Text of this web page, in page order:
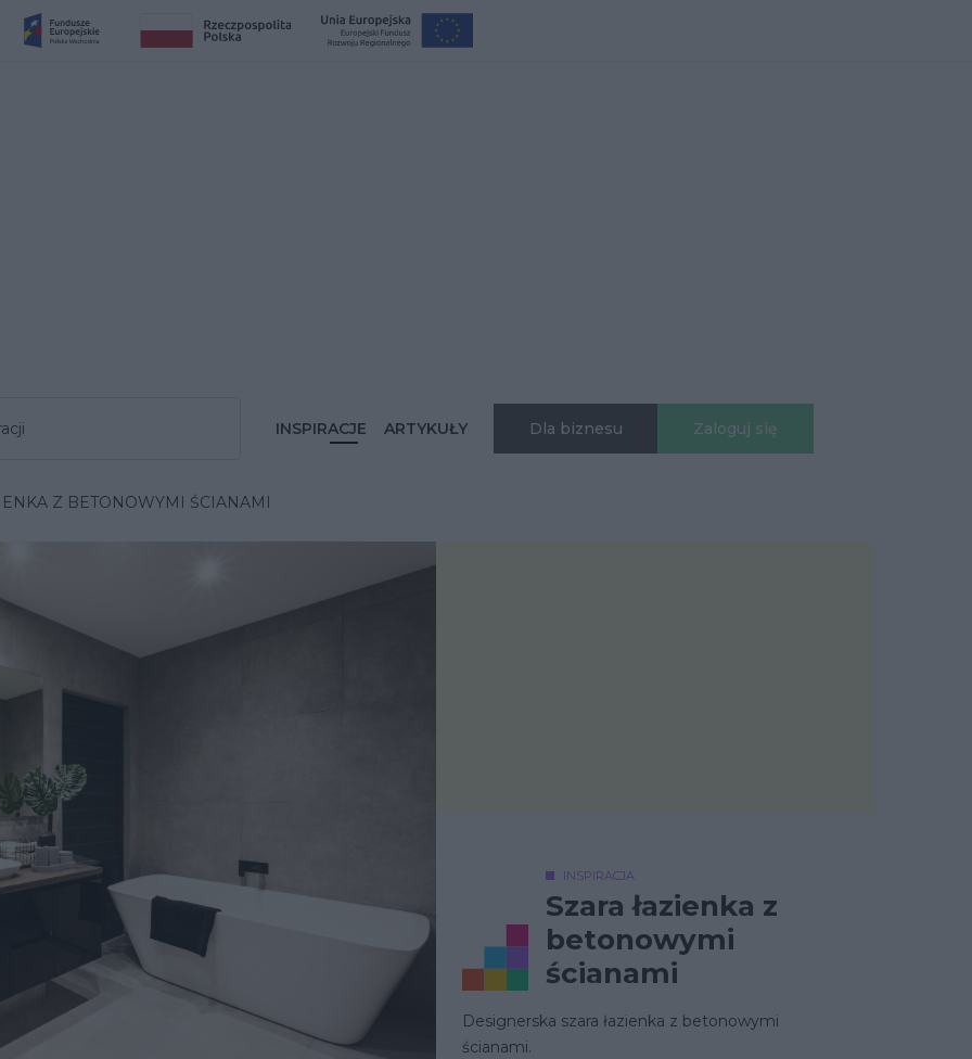
INSPIRACJE ARTYKUŁY Dla biznesu Zaloguj się
Z BETONOWYMI ŚCIANAMI
INSPIRACJA
Szara łazienka z
betonowymi
ścianami
Designerska szara łazienka z betonowymi
ścianami.